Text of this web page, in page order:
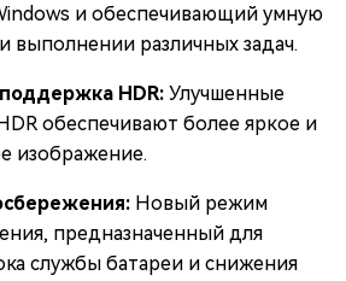
и обеспечивающий умную
выполнении различных задач.
HDR: Улучшенные
обеспечивают более яркое и
изображение.
Новый режим
предназначенный для
службы батареи и снижения